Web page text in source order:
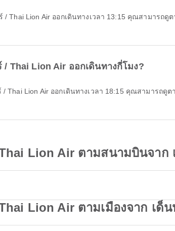
Thai Lion Air ออกเดินทางกี่โมง?
Lion Air ตามสนามบินจาก
Lion Air ตามเมืองจาก เด็น